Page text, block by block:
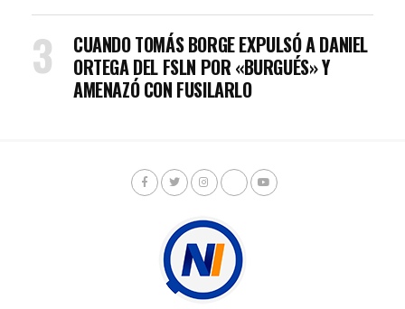
CUANDO TOMÁS BORGE EXPULSÓ A DANIEL
ORTEGA DEL FSLN POR «BURGUÉS» Y
AMENAZÓ CON FUSILARLO